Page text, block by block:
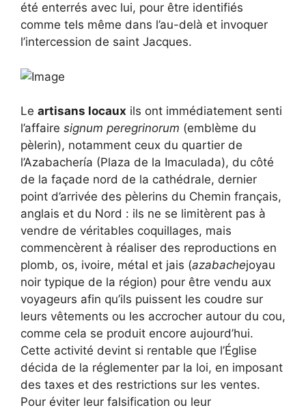
été enterrés avec lui, pour être identifiés
comme tels même dans l’au-delà et invoquer
l’intercession de saint Jacques.
Le artisans locaux ils ont immédiatement senti
l’affaire signum peregrinorum (emblème du
pèlerin), notamment ceux du quartier de
l’Azabachería (Plaza de la Imaculada), du côté
de la façade nord de la cathédrale, dernier
point d’arrivée des pèlerins du Chemin français,
anglais et du Nord : ils ne se limitèrent pas à
vendre de véritables coquillages, mais
commencèrent à réaliser des reproductions en
plomb, os, ivoire, métal et jais (azabachejoyau
noir typique de la région) pour être vendu aux
voyageurs afin qu’ils puissent les coudre sur
leurs vêtements ou les accrocher autour du cou,
comme cela se produit encore aujourd’hui.
Cette activité devint si rentable que l’Église
décida de la réglementer par la loi, en imposant
des taxes et des restrictions sur les ventes.
Pour éviter leur falsification ou leur